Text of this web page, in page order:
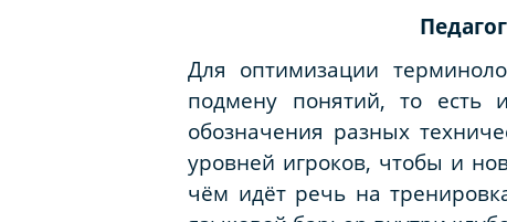
Для оптимизации
подмену понятий, то есть
обозначения разных
уровней игроков, чтобы и
чём идёт речь на